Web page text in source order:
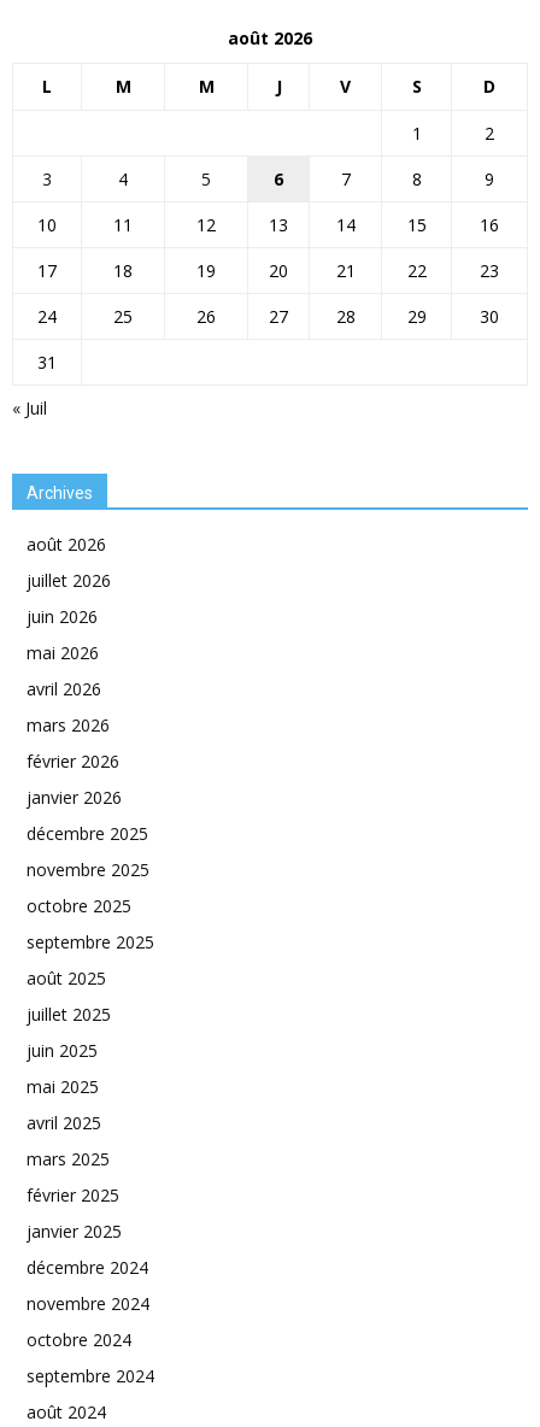
août 2026
L M M J V S D
« Juil
1
2
3
4 5 6 7 8
9
10
11 12 13 14 15
16
17
18 19 20 21 22
23
24
25 26 27 28 29
30
31
Archives
août 2026
juillet 2026
juin 2026
mai 2026
avril 2026
mars 2026
février 2026
janvier 2026
décembre 2025
novembre 2025
octobre 2025
septembre 2025
août 2025
juillet 2025
juin 2025
mai 2025
avril 2025
mars 2025
février 2025
janvier 2025
décembre 2024
novembre 2024
octobre 2024
septembre 2024
août 2024